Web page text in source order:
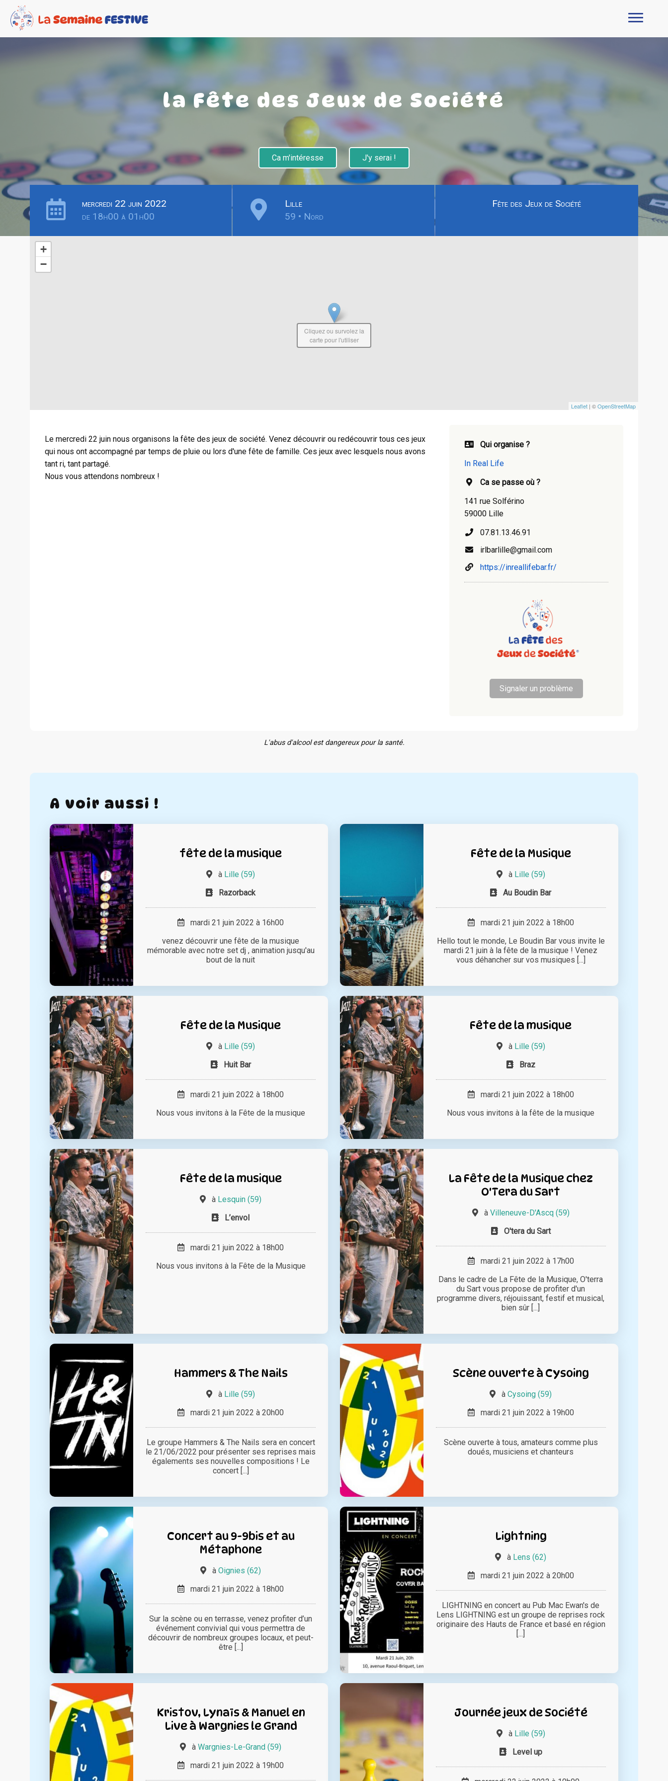
la Fête des Jeux de Société
Ca m'intéresse J'y serai !
mercredi 22 juin 2022
de 18h00 à 01h00
Lille
59 • Nord
Fête des Jeux de Société
+
−
Leaflet | ©OpenStreetMap
Cliquez ou survolez la
carte pour l'utiliser
Le mercredi 22 juin nous organisons la fête des jeux de société. Venez découvrir ou redécouvrir tous ces jeux
qui nous ont accompagné par temps de pluie ou lors d'une fête de famille. Ces jeux avec lesquels nous avons
tant ri, tant partagé.
Nous vous attendons nombreux !
Qui organise ?
In Real Life
Ca se passe où ?
141 rue Solférino
59000 Lille
07.81.13.46.91
irlbarlille@gmail.com
https://inreallifebar.fr/
Signaler un problème
L'abus d'alcool est dangereux pour la santé.
A voir aussi !
fête de la musique
à Lille (59)
Razorback
mardi 21 juin 2022 à 16h00
venez découvrir une fête de la musique
mémorable avec notre set dj , animation jusqu'au
bout de la nuit
Fête de la Musique
à Lille (59)
Au Boudin Bar
mardi 21 juin 2022 à 18h00
Hello tout le monde, Le Boudin Bar vous invite le
mardi 21 juin à la fête de la musique ! Venez
vous déhancher sur vos musiques [...]
Fête de la Musique
à Lille (59)
Huit Bar
mardi 21 juin 2022 à 18h00
Nous vous invitons à la Fête de la musique
Fête de la musique
à Lille (59)
Braz
mardi 21 juin 2022 à 18h00
Nous vous invitons à la fête de la musique
Fête de la musique
à Lesquin (59)
L’envol
mardi 21 juin 2022 à 18h00
Nous vous invitons à la Fête de la Musique
La Fête de la Musique chez
O'Tera du Sart
à Villeneuve-D'Ascq (59)
O'tera du Sart
mardi 21 juin 2022 à 17h00
Dans le cadre de La Fête de la Musique, O'terra
du Sart vous propose de profiter d'un
programme divers, réjouissant, festif et musical,
bien sûr [...]
Hammers & The Nails
à Lille (59)
mardi 21 juin 2022 à 20h00
Le groupe Hammers & The Nails sera en concert
le 21/06/2022 pour présenter ses reprises mais
égalements ses nouvelles compositions ! Le
concert [...]
Scène ouverte à Cysoing
àCysoing (59)
mardi 21 juin 2022 à 19h00
Scène ouverte à tous, amateurs comme plus
doués, musiciens et chanteurs
Concert au 9-9bis et au
Métaphone
àOignies (62)
mardi 21 juin 2022 à 18h00
Sur la scène ou en terrasse, venez profiter d’un
événement convivial qui vous permettra de
découvrir de nombreux groupes locaux, et peut-
être [...]
Lightning
à Lens (62)
mardi 21 juin 2022 à 20h00
LIGHTNING en concert au Pub Mac Ewan's de
Lens LIGHTNING est un groupe de reprises rock
originaire des Hauts de France et basé en région
[...]
Kristov, Lynaïs & Manuel en
Live à Wargnies le Grand
àWargnies-Le-Grand (59)
mardi 21 juin 2022 à 19h00
Journée jeux de Société
à Lille (59)
Level up